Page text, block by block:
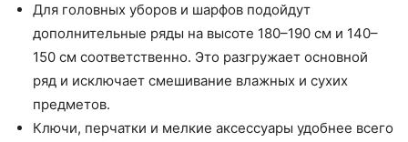
Для головных уборов и шарфов подойдут
дополнительные ряды на высоте 180–190 см и 140–
150 см соответственно. Это разгружает основной
ряд и исключает смешивание влажных и сухих
предметов.
Ключи, перчатки и мелкие аксессуары удобнее всего